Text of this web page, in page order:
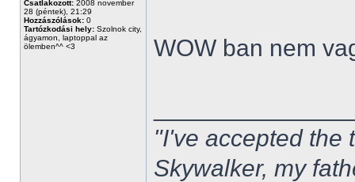
Csatlakozott: 2008 november
28 (péntek), 21:29
Hozzászólások: 0
Tartózkodási hely: Szolnok city,
ágyamon, laptoppal az
ölemben^^ <3
WOW ban nem
"I've accepted the
Skywalker, my